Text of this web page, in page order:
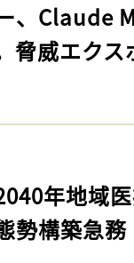
、Claude
脅威エク
年地域
勢構築急務